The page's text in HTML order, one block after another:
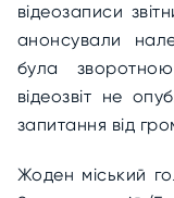
відеозаписи
анонсували
була
відеозвіт не
запитання від
Жоден міський